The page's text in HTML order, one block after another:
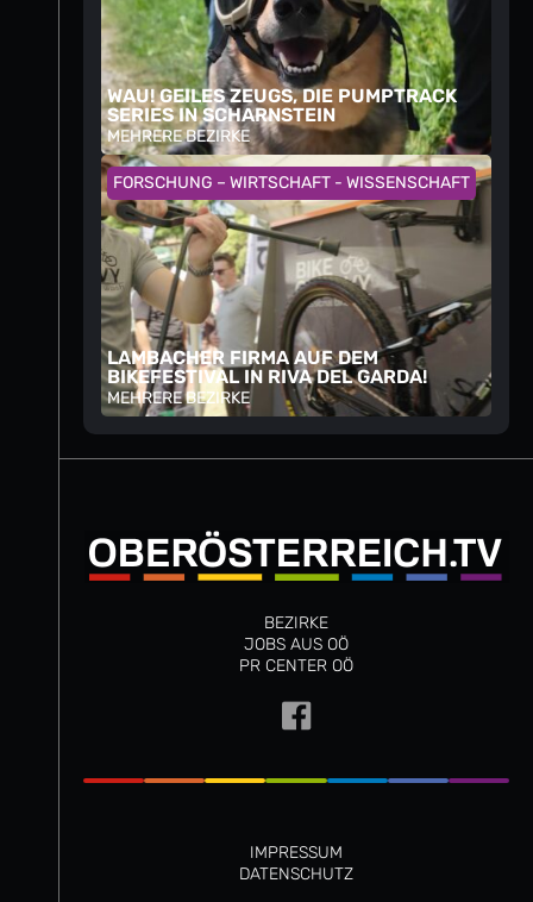
WAU! GEILES ZEUGS, DIE PUMPTRACK
SERIES IN SCHARNSTEIN
MEHRERE BEZIRKE
FORSCHUNG – WIRTSCHAFT - WISSENSCHAFT
LAMBACHER FIRMA AUF DEM
BIKEFESTIVAL IN RIVA DEL GARDA!
MEHRERE BEZIRKE
BEZIRKE
JOBS AUS OÖ
PR CENTER OÖ
IMPRESSUM
DATENSCHUTZ